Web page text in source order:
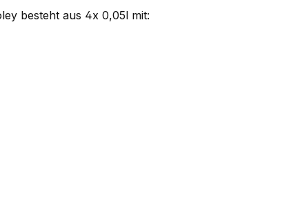
besteht aus 4x 0,05l mit: